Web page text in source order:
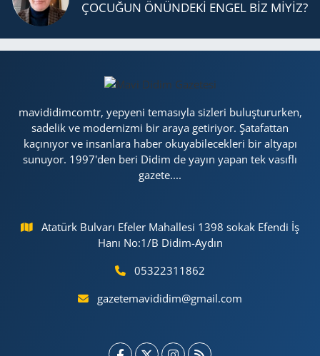
ÇOCUĞUN ÖNÜNDEKİ ENGEL BİZ MİYİZ?
mavididimcomtr, yepyeni temasıyla sizleri buluştururken,
sadelik ve modernizmi bir araya getiriyor. Şatafattan
kaçınıyor ve insanlara haber okuyabilecekleri bir altyapı
sunuyor. 1997'den beri Didim de yayın yapan tek vasıflı
gazete....
Atatürk Bulvarı Efeler Mahallesi 1398 sokak Efendi İş
Hanı No:1/B Didim-Aydın
05322311862
gazetemavididim@gmail.com